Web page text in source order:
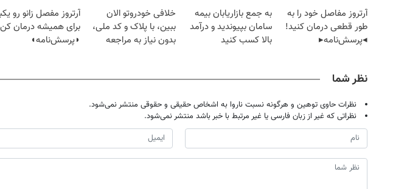
آرتروز مفاصل خود را به
طور قطعی درمان کنید!
◂پرسش‌نامه▸
به جمع بازاریابان بیمه
سامان بپیوندید و درآمد
بالا کسب کنید
خلافی خودروتو الان
ببین، با پلاک و کد ملی،
بدون نیاز به مراجعه
آرتروز مفصل زانو رو
برای همیشه درمان
◗پرسش‌نامه◖
نظر شما
نظرات حاوی توهین و هرگونه نسبت ناروا به اشخاص حقیقی و حقوقی منتشر نمی‌شود.
نظراتی که غیر از زبان فارسی یا غیر مرتبط با خبر باشد منتشر نمی‌شود.